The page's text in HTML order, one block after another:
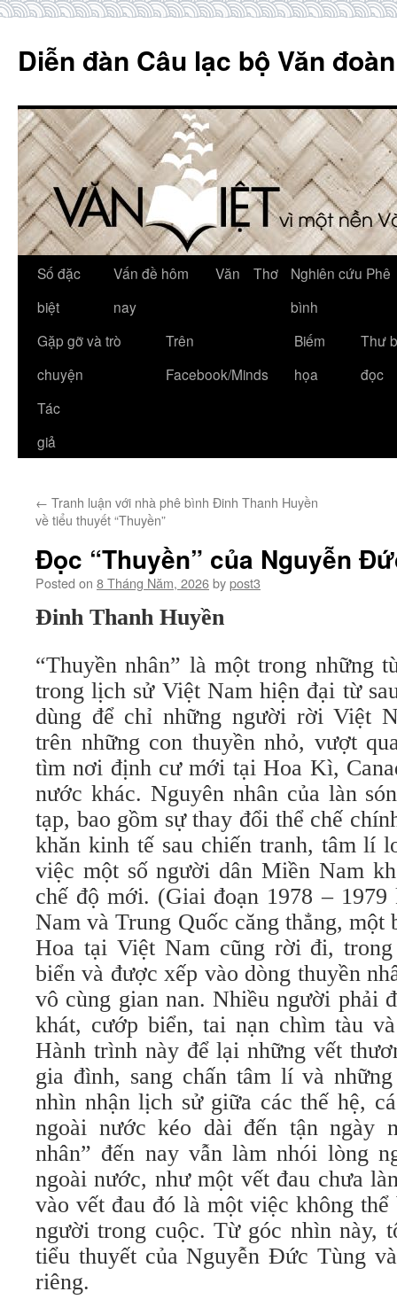
content
Diễn đàn Câu lạc bộ Văn
Số đặc
biệt
Vấn đề hôm
nay
Văn Thơ
Nghiên cứu Phê
bình
Gặp gỡ và trò
chuyện
Trên
Facebook/Minds
Biếm
họa
Thư
đọc
Tác
giả
← Tranh luận với nhà phê bình Đinh Thanh Huyền
về tiểu thuyết “Thuyền”
Đọc “Thuyền” của Nguyễn
Posted on 8 Tháng Năm, 2026bypost3
Đinh Thanh Huyền
“Thuyền nhân” là một trong những
trong lịch sử Việt Nam hiện đại từ
dùng để chỉ những người rời Việt
trên những con thuyền nhỏ, vượt
tìm nơi định cư mới tại Hoa Kì,
nước khác. Nguyên nhân của làn
tạp, bao gồm sự thay đổi thể chế
khăn kinh tế sau chiến tranh, tâm lí
việc một số người dân Miền Nam
chế độ mới. (Giai đoạn 1978 –
Nam và Trung Quốc căng thẳng, một
Hoa tại Việt Nam cũng rời đi,
biển và được xếp vào dòng thuyền
vô cùng gian nan. Nhiều người phải
khát, cướp biển, tai nạn chìm tàu
Hành trình này để lại những vết
gia đình, sang chấn tâm lí và
nhìn nhận lịch sử giữa các thế hệ,
ngoài nước kéo dài đến tận ngày
nhân” đến nay vẫn làm nhói lòng
ngoài nước, như một vết đau chưa
vào vết đau đó là một việc không
người trong cuộc. Từ góc nhìn này,
tiểu thuyết của Nguyễn Đức Tùng
riêng.